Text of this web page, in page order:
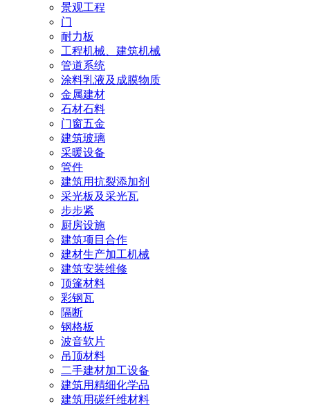
景观工程
门
耐力板
工程机械、建筑机械
管道系统
涂料乳液及成膜物质
金属建材
石材石料
门窗五金
建筑玻璃
采暖设备
管件
建筑用抗裂添加剂
采光板及采光瓦
步步紧
厨房设施
建筑项目合作
建材生产加工机械
建筑安装维修
顶篷材料
彩钢瓦
隔断
钢格板
波音软片
吊顶材料
二手建材加工设备
建筑用精细化学品
建筑用碳纤维材料